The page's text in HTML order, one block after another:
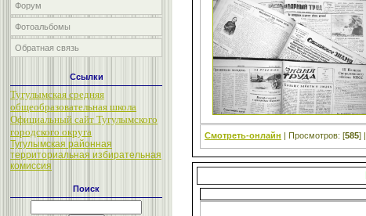
Форум
Фотоальбомы
Обратная связь
Ссылки
Тугулымская средняя
общеобразовательная школа
Официальный сайт Тугулымского
городского округа
Тугулымская районная
территориальная избирательная
комиссия
Поиск
Смотреть-онлайн | Просмотров: [585] |